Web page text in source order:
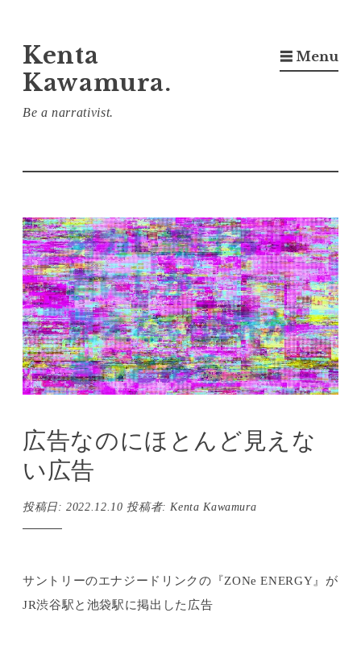
ン
テ
ン
ッ
プ
Kenta
Kawamura.
Be a narrativist.
☰ Menu
広告なのにほとんど見えな
い広告
投稿日:2022.12.10 投稿者: Kenta Kawamura
サントリーのエナジードリンクの『ZONe ENERGY』が
JR渋谷駅と池袋駅に掲出した広告